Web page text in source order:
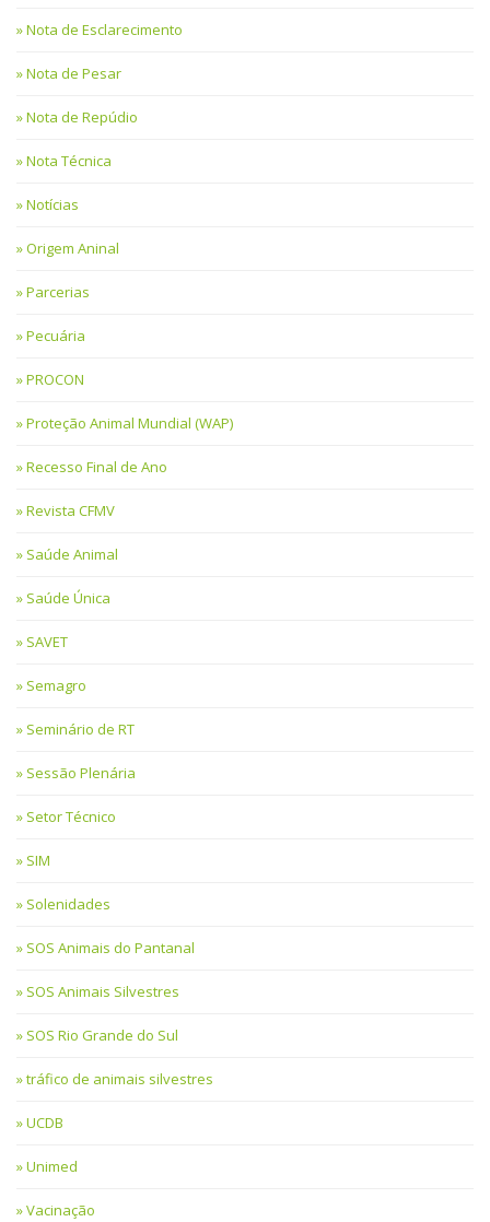
Nota de Esclarecimento
Nota de Pesar
Nota de Repúdio
Nota Técnica
Notícias
Origem Aninal
Parcerias
Pecuária
PROCON
Proteção Animal Mundial (WAP)
Recesso Final de Ano
Revista CFMV
Saúde Animal
Saúde Única
SAVET
Semagro
Seminário de RT
Sessão Plenária
Setor Técnico
SIM
Solenidades
SOS Animais do Pantanal
SOS Animais Silvestres
SOS Rio Grande do Sul
tráfico de animais silvestres
UCDB
Unimed
Vacinação